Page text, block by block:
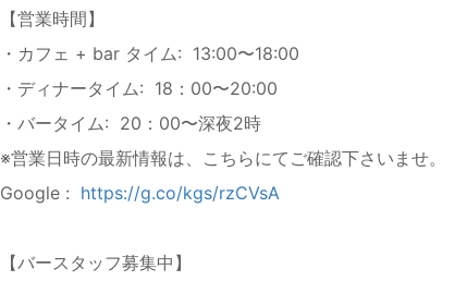
【営業時間】
・カフェ + bar タイム: 13:00〜18:00
・ディナータイム: 18：00〜20:00
・バータイム: 20：00〜深夜2時
※営業日時の最新情報は、こちらにてご確認下さいませ。
Google : https://g.co/kgs/rzCVsA
【バースタッフ募集中】